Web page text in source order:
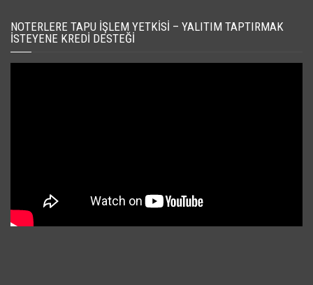
NOTERLERE TAPU İŞLEM YETKISI – YALITIM TAPTIRMAK
İSTEYENE KREDI DESTEĞI